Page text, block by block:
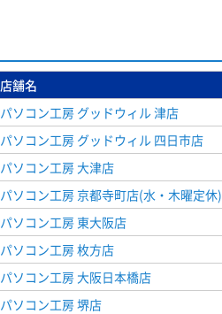
店舗名
パソコン工房 グッドウィル 津店
パソコン工房 グッドウィル 四日市店
パソコン工房 大津店
パソコン工房 京都寺町店(水・木曜定休)
パソコン工房 東大阪店
パソコン工房 枚方店
パソコン工房 大阪日本橋店
パソコン工房 堺店